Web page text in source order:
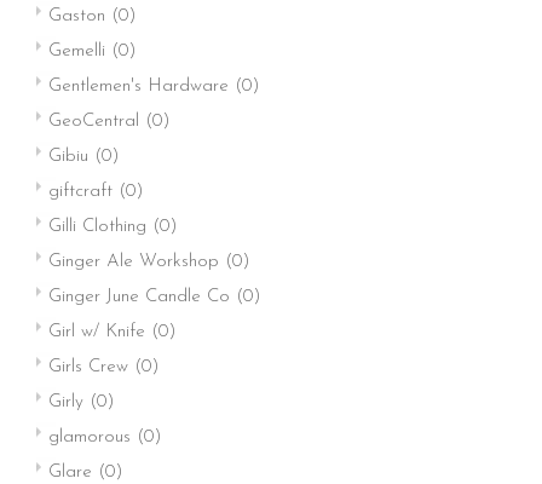
Gaston (0)
Gemelli (0)
Gentlemen's Hardware (0)
GeoCentral (0)
Gibiu (0)
giftcraft (0)
Gilli Clothing (0)
Ginger Ale Workshop (0)
Ginger June Candle Co (0)
Girl w/ Knife (0)
Girls Crew (0)
Girly (0)
glamorous (0)
Glare (0)